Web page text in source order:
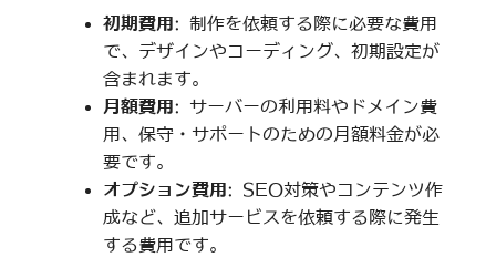
初期費用: 制作を依頼する際に必要な費用
で、デザインやコーディング、初期設定が
含まれます。
月額費用: サーバーの利用料やドメイン費
用、保守・サポートのための月額料金が必
要です。
オプション費用: SEO対策やコンテンツ作
成など、追加サービスを依頼する際に発生
する費用です。